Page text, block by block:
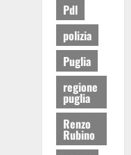
Pdl
polizia
Puglia
regione
puglia
Renzo
Rubino